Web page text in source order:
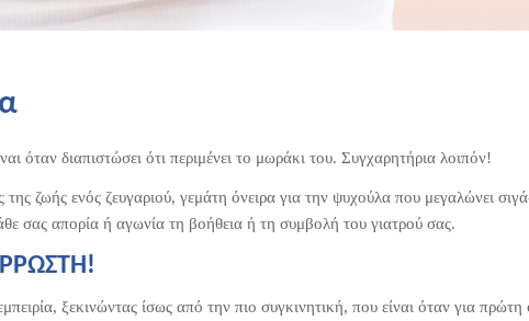
όταν διαπιστώσει ότι περιμένει το μωράκι του. Συγχαρητήρια λοιπόν!
ζωής ενός ζευγαριού, γεμάτη όνειρα για την ψυχούλα που μεγαλώνει
σας απορία ή αγωνία τη βοήθεια ή τη συμβολή του γιατρού σας.
ξεκινώντας ίσως από την πιο συγκινητική, που είναι όταν για